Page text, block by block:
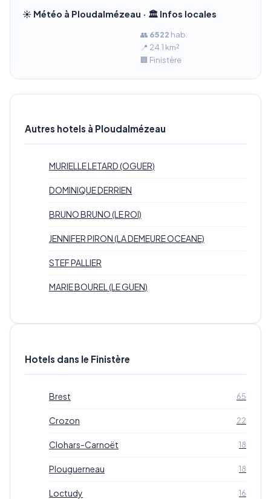
☀️ Météo à Ploudalmézeau · 🏛️ Infos locales
👥 6 522 hab.
📍 24.1 km²
🏢 Finistère
Autres hotels à Ploudalmézeau
MURIELLE LETARD (OGUER)
DOMINIQUE DERRIEN
BRUNO BRUNO (LE ROI)
JENNIFER PIRON (LA DEMEURE OCEANE)
STEF PALLIER
MARIE BOUREL (LE GUEN)
Hotels dans le Finistère
Brest 65
Crozon 22
Clohars-Carnoët 18
Plouguerneau 18
Loctudy 16